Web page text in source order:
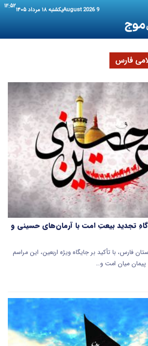
9 August 2026 یکشنبه ۱۸ مرداد ۱۴۰۵ ۱۲:۵۲
فارس
تجدید بیعتِ امت با آرمان‌های حسینی و
فارس، با تأکید بر جایگاه ویژه اربعین، این مراسم
پیمان میان امت و…